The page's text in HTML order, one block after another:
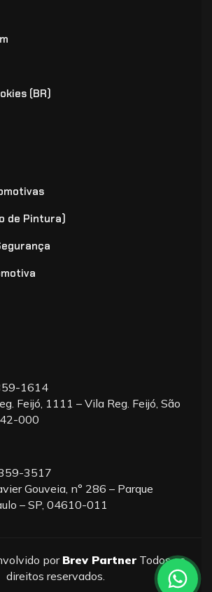
(BR)
de Pintura)
1614
Feijó, 1111 – Vila Reg. Feijó, São
000
3517
Gouveia, n° 286 – Parque
– SP, 04610-011
por Brev PartnerTodos os
direitos reservados.